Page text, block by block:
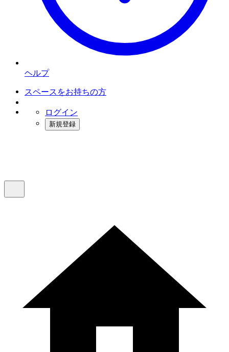
ヘルプ
スペースをお持ちの方
ログイン
新規登録